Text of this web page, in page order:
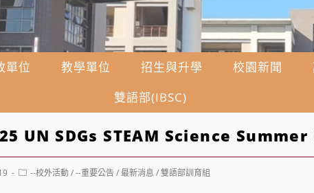
單位 教學單位 招生與升學 校園新聞
雙語部(IBSC)
UN SDGs STEAM Science
Post--校外活動 / --重要公告 / 最新消息 / 雙語部訓育組